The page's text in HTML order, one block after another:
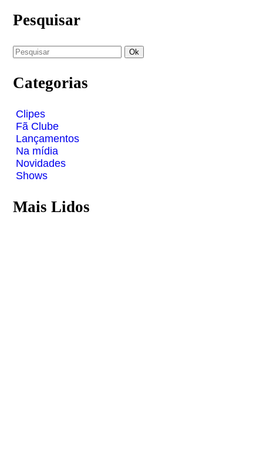
Pesquisar
Categorias
Clipes
Fã Clube
Lançamentos
Na mídia
Novidades
Shows
Mais Lidos